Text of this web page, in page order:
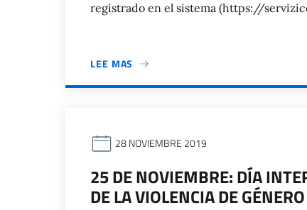
registrado en el sistema (https://
LEE MAS
28 NOVIEMBRE 2019
25 DE NOVIEMBRE: DÍA
DE LA VIOLENCIA DE